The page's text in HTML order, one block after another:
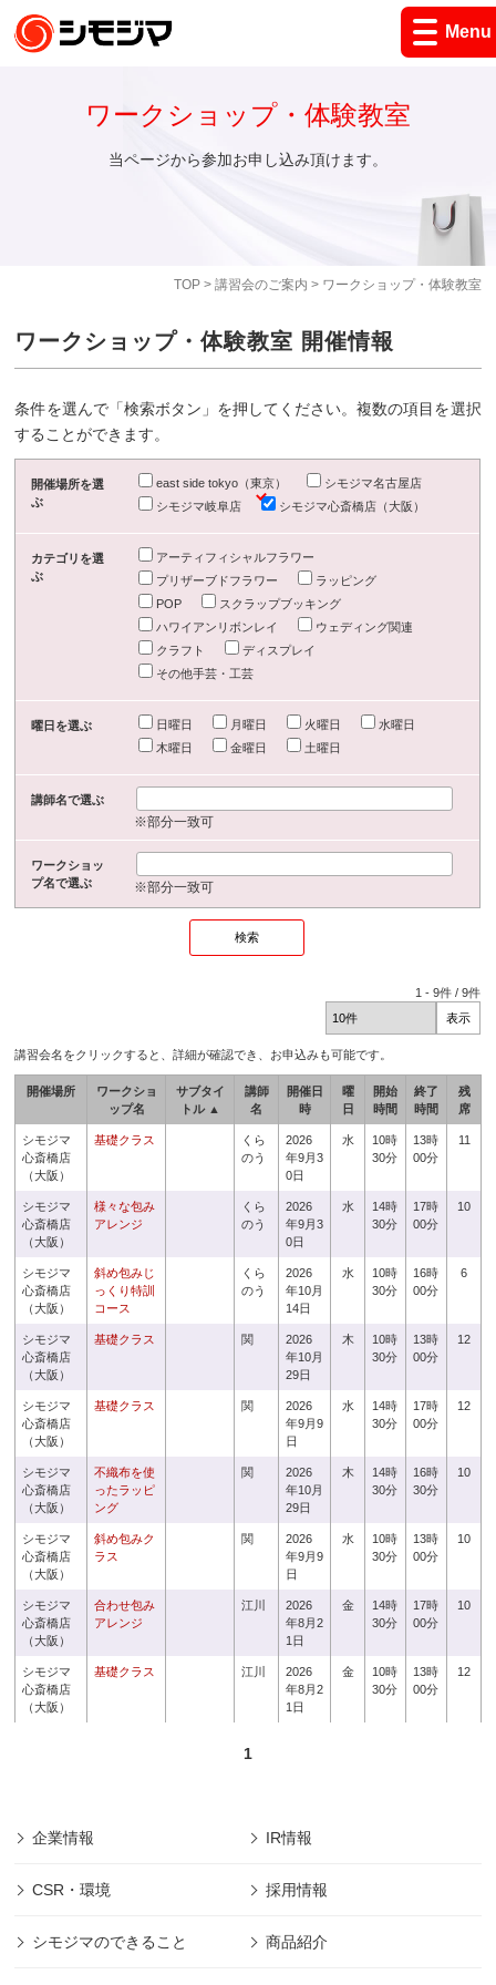
Menu
TOP> 講習会のご案内 > ワークショップ・体験教室
ワークショップ・体験教室
当ページから参加お申し込み頂けます。
ワークショップ・体験教室 開催情報
条件を選んで「検索ボタン」を押してください。複数の項目を選択
することができます。
開催場所を選
ぶ
east side tokyo（東京）
シモジマ名古屋店
シモジマ岐阜店
シモジマ心斎橋店（大阪）
カテゴリを選
ぶ
アーティフィシャルフラワー
プリザーブドフラワー
ラッピング
POP
スクラップブッキング
ハワイアンリボンレイ
ウェディング関連
クラフト
ディスプレイ
その他手芸・工芸
曜日を選ぶ 日曜日 月曜日 火曜日
水曜日
木曜日
金曜日 土曜日
講師名で選ぶ
※部分一致可
ワークショッ
プ名で選ぶ
※部分一致可
1 -9件 /9件
講習会名をクリックすると、詳細が確認でき、お申込みも可能です。
開催場所
ワークショ
ップ名
サブタイ
トル ▲
講師
名
開催日
時
曜
日
開始
時間
終了
時間
残
席
シモジマ
心斎橋店
（大阪）
基礎クラス
くら
のう
2026
年9月3
0日
水
10時
30分
13時
00分
11
シモジマ
心斎橋店
（大阪）
様々な包み
アレンジ
くら
のう
2026
年9月3
0日
水
14時
30分
17時
00分
10
シモジマ
心斎橋店
（大阪）
斜め包みじ
っくり特訓
コース
くら
のう
2026
年10月
14日
水
10時
30分
16時
00分
6
シモジマ
心斎橋店
（大阪）
基礎クラス 関
2026
年10月
29日
木
10時
30分
13時
00分
12
シモジマ
心斎橋店
（大阪）
基礎クラス 関
2026
年9月9
日
水
14時
30分
17時
00分
12
シモジマ
心斎橋店
（大阪）
不織布を使
ったラッピ
ング
関
2026
年10月
29日
木
14時
30分
16時
30分
10
シモジマ
心斎橋店
（大阪）
斜め包みク
ラス
関
2026
年9月9
日
水
10時
30分
13時
00分
10
シモジマ
心斎橋店
（大阪）
合わせ包み
アレンジ
江川
2026
年8月2
1日
金
14時
30分
17時
00分
10
シモジマ
心斎橋店
（大阪）
基礎クラス 江川
2026
年8月2
1日
金
10時
30分
13時
00分
12
1
企業情報 IR情報
CSR・環境 採用情報
シモジマのできること 商品紹介